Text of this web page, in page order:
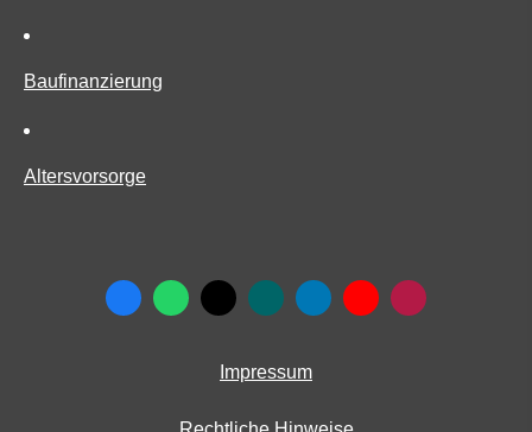
Baufinanzierung
Alters­vorsorge
Impressum